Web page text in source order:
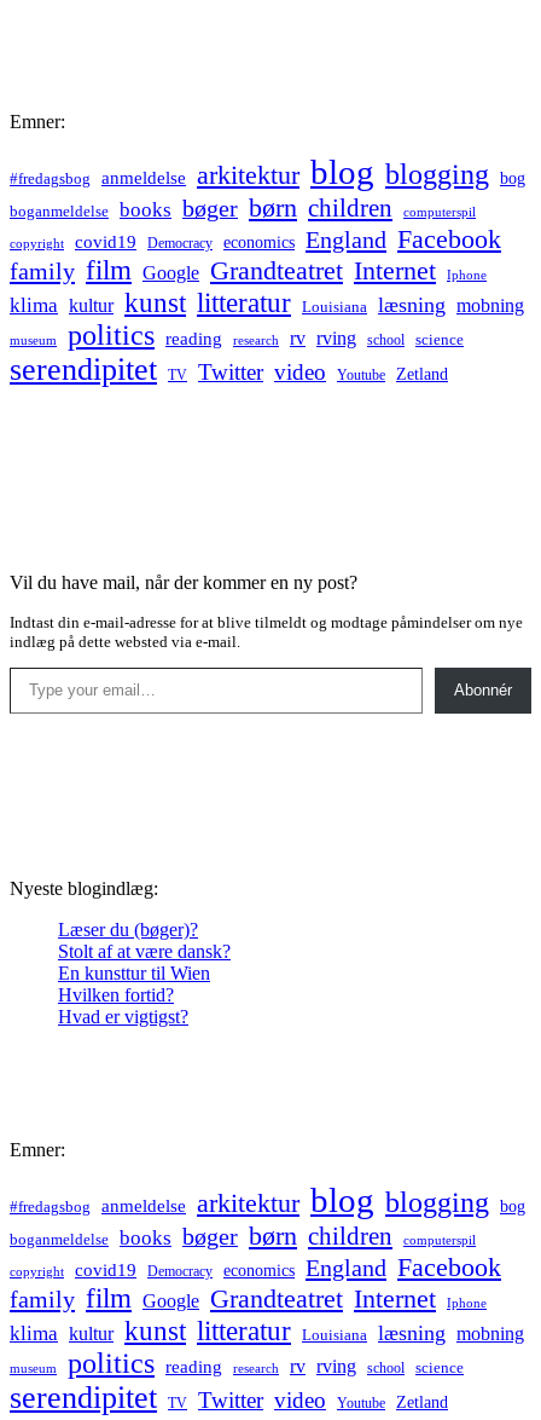
Emner:
#fredagsbog anmeldelse arkitektur blog blogging bog
boganmeldelse books bøger børn children computerspil
copyright covid19 Democracy economics England Facebook
family film Google Grandteatret Internet Iphone
klima kultur kunst litteratur Louisiana læsning mobning
museum politics reading research rv rving school science
serendipitet TV Twitter video Youtube Zetland
Vil du have mail, når der kommer en ny post?
Indtast din e-mail-adresse for at blive tilmeldt og modtage påmindelser om nye
indlæg på dette websted via e-mail.
Type your email…
Abonnér
Nyeste blogindlæg:
Læser du (bøger)?
Stolt af at være dansk?
En kunsttur til Wien
Hvilken fortid?
Hvad er vigtigst?
Emner:
#fredagsbog anmeldelse arkitektur blog blogging bog
boganmeldelse books bøger børn children computerspil
copyright covid19 Democracy economics England Facebook
family film Google Grandteatret Internet Iphone
klima kultur kunst litteratur Louisiana læsning mobning
museum politics reading research rv rving school science
serendipitet TV Twitter video Youtube Zetland